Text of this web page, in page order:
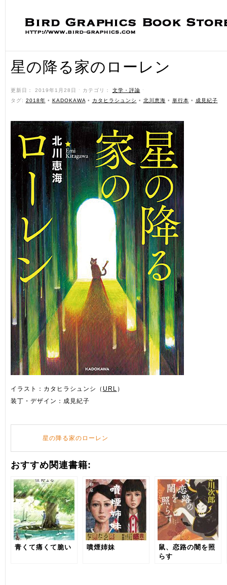
星の降る家のローレン
更新日： 2019年1月28日 ˑ カテゴリ： 文学・評論 ˑ
タグ: 2018年 • KADOKAWA • カタヒラシュンシ • 北川恵海 • 単行本 • 成見紀子
イラスト：カタヒラシュンシ（ URL ）
装丁・デザイン：成見紀子
星の降る家のローレン
おすすめ関連書籍:
青くて痛くて脆い 噴煙姉妹
鼠、恋路の闇を照
らす